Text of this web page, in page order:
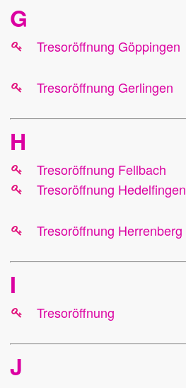
G
Tresoröffnung Göppingen
Tresoröffnung Gerlingen
H
Tresoröffnung Fellbach
Tresoröffnung Hedelfingen
Tresoröffnung Herrenberg
I
Tresoröffnung
J